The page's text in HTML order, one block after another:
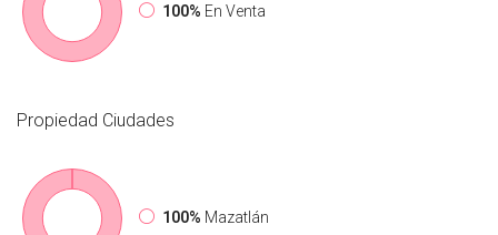
100% En Venta
Propiedad Ciudades
100% Mazatlán